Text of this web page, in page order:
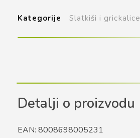
Kategorije Slatkiši i grickalice
Detalji o proizvodu
EAN: 8008698005231